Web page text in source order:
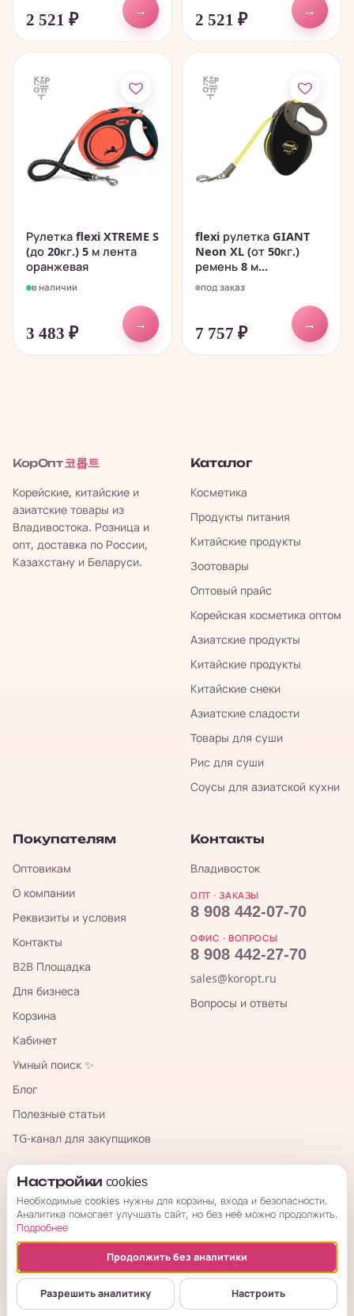
2 521 ₽
→
2 521 ₽
→
Рулетка flexi XTREME S
(до 20кг.) 5 м лента
оранжевая
в наличии
3 483 ₽
→
flexi рулетка GIANT
Neon XL (от 50кг.)
ремень 8 м...
под заказ
7 757 ₽
→
КорОпт 코롭트
Корейские, китайские и
азиатские товары из
Владивостока. Розница и
опт, доставка по России,
Казахстану и Беларуси.
Каталог
Косметика
Продукты питания
Китайские продукты
Зоотовары
Оптовый прайс
Корейская косметика оптом
Азиатские продукты
Китайские продукты
Китайские снеки
Азиатские сладости
Товары для суши
Рис для суши
Соусы для азиатской кухни
Покупателям
Оптовикам
О компании
Реквизиты и условия
Контакты
B2B Площадка
Для бизнеса
Корзина
Кабинет
Умный поиск ✨
Блог
Полезные статьи
TG-канал для закупщиков
Контакты
Владивосток
ОПТ · ЗАКАЗЫ
8 908 442-07-70
ОФИС · ВОПРОСЫ
8 908 442-27-70
sales@koropt.ru
Вопросы и ответы
КорОпт
© 2026 КорОпт. Корейские и китайские товары из Владивостока.
ИП Галицкая Мария Сергеевна · ИНН 253909697776 · ОГРНИП
314254321800034
Публичная офертаУсловия возвратаПолитикаНастройки cookies
Настройки cookies
Необходимые cookies нужны для корзины, входа и безопасности.
Аналитика помогает улучшать сайт, но без неё можно продолжить.
Подробнее
Продолжить без аналитики
Разрешить аналитику Настроить